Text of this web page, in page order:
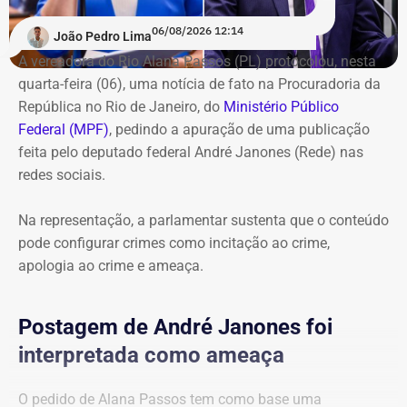
eleição“.
equipamentos. A receita estimada, de acordo com o
Executivo municipal, iria para organizações criminosas e
chegaria a R$ 975 mil mensais.
A operação começou por volta das 8h30 e reuniu agentes
da Secretaria Municipal de Ordem Pública (Seop),
Instituto Municipal de Vigilância Sanitária (IVISA-Rio),
Guarda Municipal, Comlurb, CET-Rio, Defesa Civil,
da Secretaria de Estado de Segurança Pública, Polícia
Militar, Light e Águas do Rio.
João Pedro Lima06/08/2026 12:14
A vereadora do Rio Alana Passos (PL) protocolou, nesta
quarta-feira (06), uma notícia de fato na Procuradoria da
República no Rio de Janeiro, do Ministério Público
Federal (MPF), pedindo a apuração de uma publicação
feita pelo deputado federal André Janones (Rede) nas
redes sociais.
Na representação, a parlamentar sustenta que o conteúdo
pode configurar crimes como incitação ao crime,
apologia ao crime e ameaça.
Postagem de André Janones foi
interpretada como ameaça
O pedido de Alana Passos tem como base uma